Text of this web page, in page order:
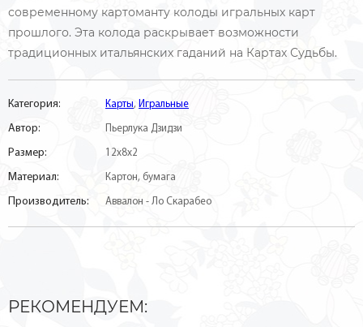
современному картоманту колоды игральных карт
прошлого. Эта колода раскрывает возможности
традиционных итальянских гаданий на Картах Судьбы.
Категория: Карты, Игральные
Автор: Пьерлука Дзидзи
Размер: 12х8х2
Материал: Картон, бумага
Производитель: Аввалон - Ло Скарабео
РЕКОМЕНДУЕМ: